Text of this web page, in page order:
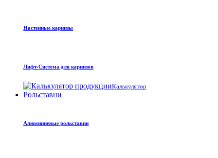
Настенные карнизы
Лифт-Система для карнизов
Калькулятор
Рольставни
Алюминиевые рольставни